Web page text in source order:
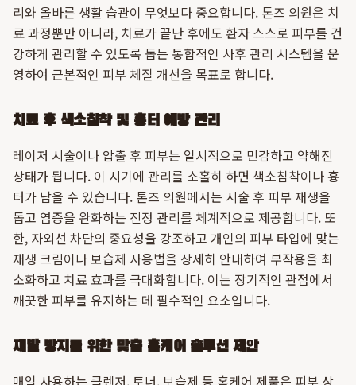
리와 올바른 생활 습관이 무엇보다 중요합니다. 톤즈 의원은 치
료 과정뿐만 아니라, 치료가 끝난 후에도 환자 스스로 피부를 건
강하게 관리할 수 있도록 돕는 통합적인 사후 관리 시스템을 운
영하여 근본적인 피부 체질 개선을 목표로 합니다.
치료 후 색소침착 및 흉터 예방 관리
레이저 시술이나 압출 후 피부는 일시적으로 민감하고 약해진
상태가 됩니다. 이 시기에 관리를 소홀히 하면 색소침착이나 흉
터가 남을 수 있습니다. 톤즈 의원에서는 시술 후 피부 재생을
돕고 염증을 완화하는 진정 관리를 체계적으로 제공합니다. 또
한, 자외선 차단의 중요성을 강조하고 개인의 피부 타입에 맞는
재생 크림이나 보습제 사용법을 상세히 안내하여 부작용을 최
소화하고 치료 효과를 극대화합니다. 이는 장기적인 관점에서
깨끗한 피부를 유지하는 데 필수적인 요소입니다.
재발 방지를 위한 맞춤 홈케어 솔루션 제안
매일 사용하는 클렌저, 토너, 보습제 등 홈케어 제품은 피부 상